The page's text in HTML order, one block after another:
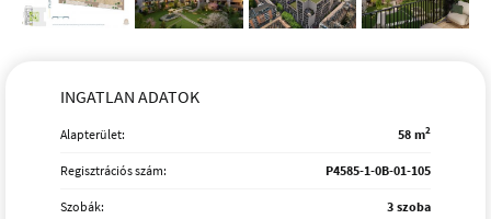
INGATLAN ADATOK
Alapterület: 58 m2
Regisztrációs szám: P4585-1-0B-01-105
Szobák: 3 szoba